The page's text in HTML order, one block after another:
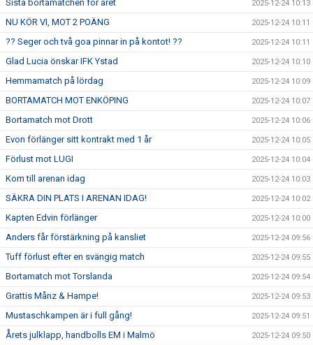
Sista bortamatchen för året 2025-12-24 10:13
NU KÖR VI, MOT 2 POÄNG 2025-12-24 10:11
?? Seger och två goa pinnar in på kontot! ?? 2025-12-24 10:11
Glad Lucia önskar IFK Ystad 2025-12-24 10:10
Hemmamatch på lördag 2025-12-24 10:09
BORTAMATCH MOT ENKÖPING 2025-12-24 10:07
Bortamatch mot Drott 2025-12-24 10:06
Evon förlänger sitt kontrakt med 1 år 2025-12-24 10:05
Förlust mot LUGI 2025-12-24 10:04
Kom till arenan idag 2025-12-24 10:03
SÄKRA DIN PLATS I ARENAN IDAG! 2025-12-24 10:02
Kapten Edvin förlänger 2025-12-24 10:00
Anders får förstärkning på kansliet 2025-12-24 09:56
Tuff förlust efter en svängig match 2025-12-24 09:55
Bortamatch mot Torslanda 2025-12-24 09:54
Grattis Månz & Hampe! 2025-12-24 09:53
Mustaschkampen är i full gång! 2025-12-24 09:51
Årets julklapp, handbolls EM i Malmö 2025-12-24 09:50